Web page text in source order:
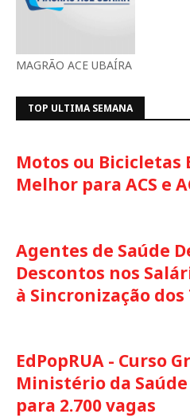
MAGRÃO ACE UBAÍRA
TOP ULTIMA SEMANA
Motos ou Bicicletas
Melhor para ACS e
Agentes de Saúde
Descontos nos
à Sincronização dos
EdPopRUA - Curso
Ministério da
para 2.700 vagas